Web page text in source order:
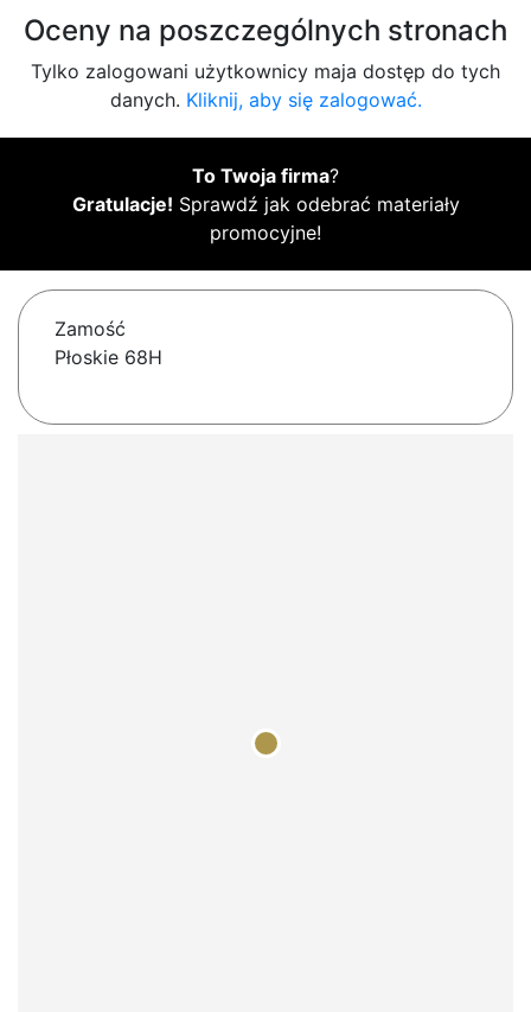
Oceny na poszczególnych stronach
Tylko zalogowani użytkownicy maja dostęp do tych
danych. Kliknij, aby się zalogować.
To Twoja firma?
Gratulacje! Sprawdź jak odebrać materiały
promocyjne!
Zamość
Płoskie 68H